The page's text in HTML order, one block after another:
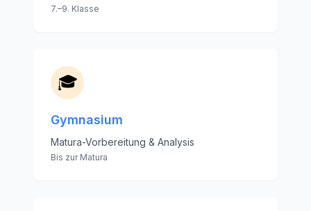
7.–9. Klasse
🎓
Gymnasium
Matura-Vorbereitung & Analysis
Bis zur Matura